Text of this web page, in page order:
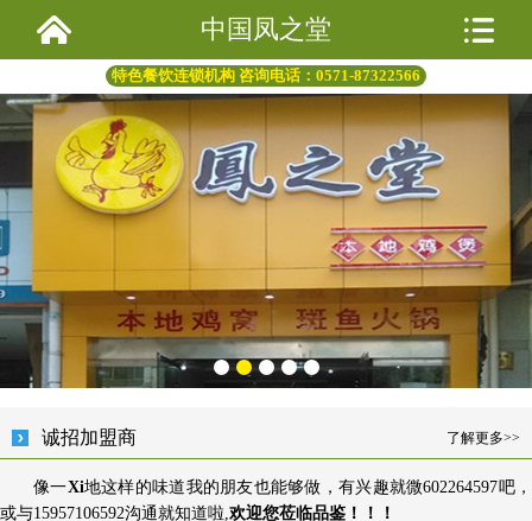
中国凤之堂
特色餐饮连锁机构 咨询电话：0571-87322566
了解更多>>
诚招加盟商
像一Xi地这样的味道我的朋友也能够做，有兴趣就微602264597吧，
或与15957106592沟通就知道啦,欢迎您莅临品鉴！！！